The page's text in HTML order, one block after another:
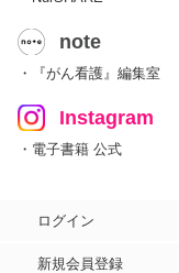
note
・『がん看護』編集室
Instagram
・電子書籍 公式
ログイン
新規会員登録